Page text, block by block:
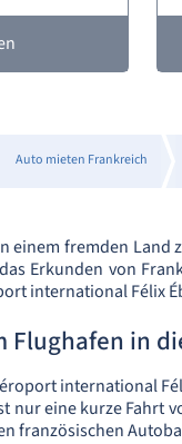
Auto mieten Frankreich
einem fremden Land
Erkunden von
international Félix
Flughafen in
international
nur eine kurze Fahrt
französischen